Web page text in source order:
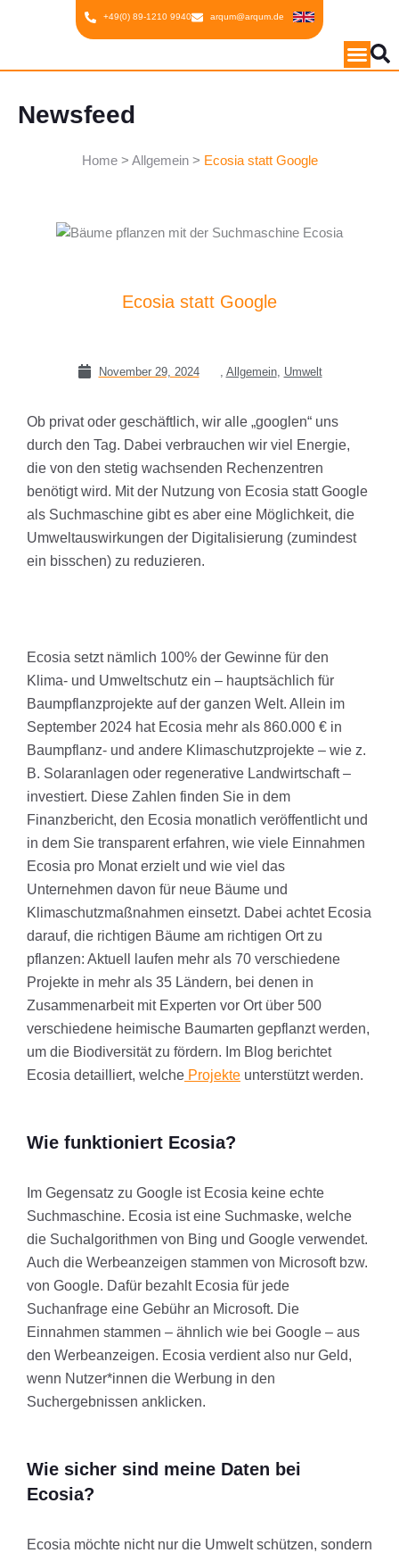
+49(0) 89-1210 9940 arqum@arqum.de
Newsfeed
Home> Allgemein> Ecosia statt Google
Ecosia statt Google
November 29, 2024 Allgemein, Umwelt
Ob privat oder geschäftlich, wir alle „googlen“ uns
durch den Tag. Dabei verbrauchen wir viel Energie,
die von den stetig wachsenden Rechenzentren
benötigt wird. Mit der Nutzung von Ecosia statt Google
als Suchmaschine gibt es aber eine Möglichkeit, die
Umweltauswirkungen der Digitalisierung (zumindest
ein bisschen) zu reduzieren.
Ecosia setzt nämlich 100% der Gewinne für den
Klima- und Umweltschutz ein – hauptsächlich für
Baumpflanzprojekte auf der ganzen Welt. Allein im
September 2024 hat Ecosia mehr als 860.000 € in
Baumpflanz- und andere Klimaschutzprojekte – wie z.
B. Solaranlagen oder regenerative Landwirtschaft –
investiert. Diese Zahlen finden Sie in dem
Finanzbericht, den Ecosia monatlich veröffentlicht und
in dem Sie transparent erfahren, wie viele Einnahmen
Ecosia pro Monat erzielt und wie viel das
Unternehmen davon für neue Bäume und
Klimaschutzmaßnahmen einsetzt. Dabei achtet Ecosia
darauf, die richtigen Bäume am richtigen Ort zu
pflanzen: Aktuell laufen mehr als 70 verschiedene
Projekte in mehr als 35 Ländern, bei denen in
Zusammenarbeit mit Experten vor Ort über 500
verschiedene heimische Baumarten gepflanzt werden,
um die Biodiversität zu fördern. Im Blog berichtet
Ecosia detailliert, welche Projekte unterstützt werden.
Wie funktioniert Ecosia?
Im Gegensatz zu Google ist Ecosia keine echte
Suchmaschine. Ecosia ist eine Suchmaske, welche
die Suchalgorithmen von Bing und Google verwendet.
Auch die Werbeanzeigen stammen von Microsoft bzw.
von Google. Dafür bezahlt Ecosia für jede
Suchanfrage eine Gebühr an Microsoft. Die
Einnahmen stammen – ähnlich wie bei Google – aus
den Werbeanzeigen. Ecosia verdient also nur Geld,
wenn Nutzer*innen die Werbung in den
Suchergebnissen anklicken.
Wie sicher sind meine Daten bei
Ecosia?
Ecosia möchte nicht nur die Umwelt schützen, sondern